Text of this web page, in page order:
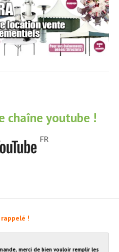
chaîne youtube !
!
merci de bien vouloir remplir les